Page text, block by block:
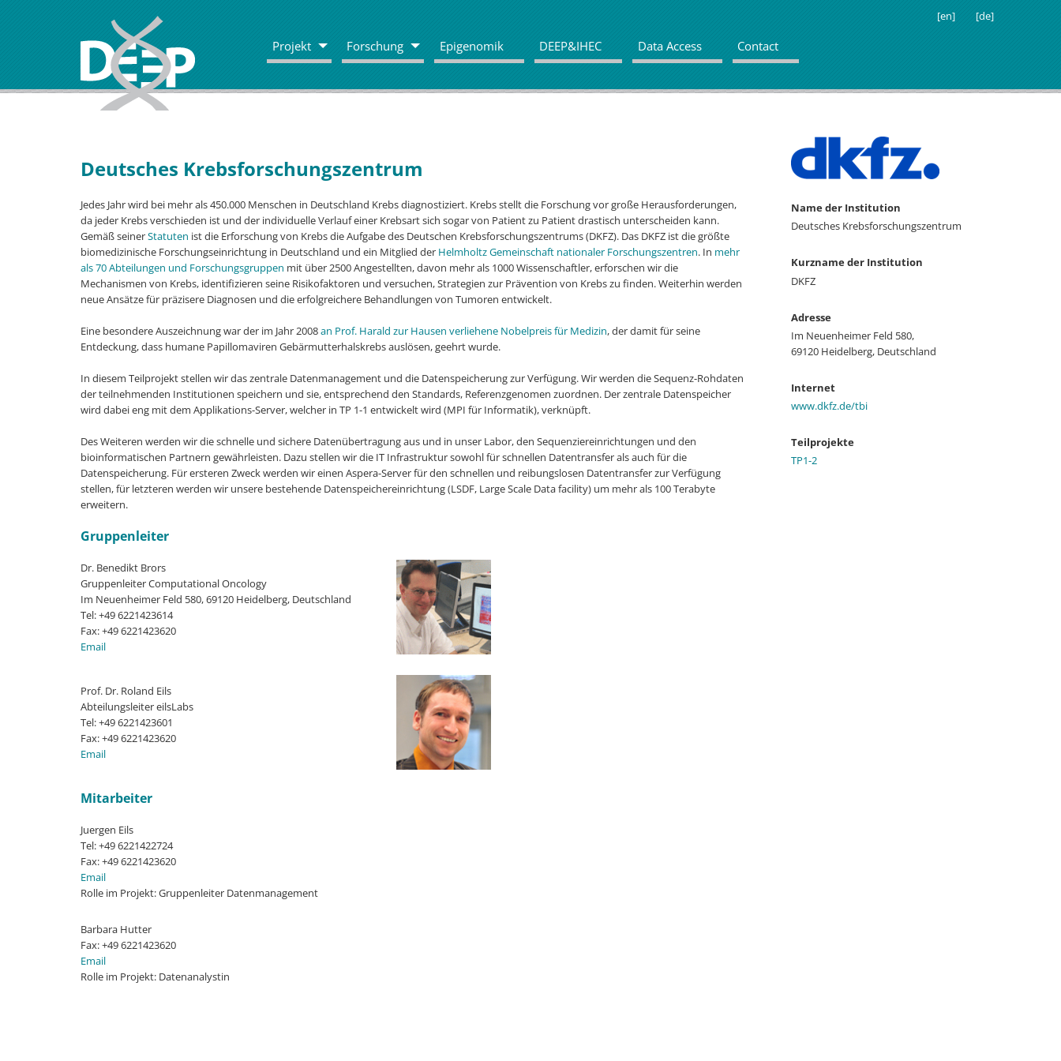
[en] [de]
Projekt Forschung Epigenomik DEEP&IHEC Data Access Contact
Deutsches Krebsforschungszentrum
Jedes Jahr wird bei mehr als 450.000 Menschen in Deutschland Krebs diagnostiziert. Krebs stellt die Forschung vor große Herausforderungen,
da jeder Krebs verschieden ist und der individuelle Verlauf einer Krebsart sich sogar von Patient zu Patient drastisch unterscheiden kann.
Gemäß seinerStatuten ist die Erforschung von Krebs die Aufgabe des Deutschen Krebsforschungszentrums (DKFZ). Das DKFZ ist die größte
biomedizinische Forschungseinrichtung in Deutschland und ein Mitglied der Helmholtz Gemeinschaft nationaler Forschungszentren. In mehr
als 70 Abteilungen und Forschungsgruppen mit über 2500 Angestellten, davon mehr als 1000 Wissenschaftler, erforschen wir die
Mechanismen von Krebs, identifizieren seine Risikofaktoren und versuchen, Strategien zur Prävention von Krebs zu finden. Weiterhin werden
neue Ansätze für präzisere Diagnosen und die erfolgreichere Behandlungen von Tumoren entwickelt.
Eine besondere Auszeichnung war der im Jahr 2008an Prof. Harald zur Hausen verliehene Nobelpreis für Medizin, der damit für seine
Entdeckung, dass humane Papillomaviren Gebärmutterhalskrebs auslösen, geehrt wurde.
In diesem Teilprojekt stellen wir das zentrale Datenmanagement und die Datenspeicherung zur Verfügung. Wir werden die Sequenz-Rohdaten
der teilnehmenden Institutionen speichern und sie, entsprechend den Standards, Referenzgenomen zuordnen. Der zentrale Datenspeicher
wird dabei eng mit dem Applikations-Server, welcher in TP 1-1 entwickelt wird (MPI für Informatik), verknüpft.
Des Weiteren werden wir die schnelle und sichere Datenübertragung aus und in unser Labor, den Sequenziereinrichtungen und den
bioinformatischen Partnern gewährleisten. Dazu stellen wir die IT Infrastruktur sowohl für schnellen Datentransfer als auch für die
Datenspeicherung. Für ersteren Zweck werden wir einen Aspera-Server für den schnellen und reibungslosen Datentransfer zur Verfügung
stellen, für letzteren werden wir unsere bestehende Datenspeichereinrichtung (LSDF, Large Scale Data facility) um mehr als 100 Terabyte
erweitern.
Gruppenleiter
Dr. Benedikt Brors
Gruppenleiter Computational Oncology
Im Neuenheimer Feld 580, 69120 Heidelberg, Deutschland
Tel: +49 6221423614
Fax: +49 6221423620
Email
Prof. Dr. Roland Eils
Abteilungsleiter eilsLabs
Tel: +49 6221423601
Fax: +49 6221423620
Email
Mitarbeiter
Juergen Eils
Tel: +49 6221422724
Fax: +49 6221423620
Email
Rolle im Projekt: Gruppenleiter Datenmanagement
Barbara Hutter
Fax: +49 6221423620
Email
Rolle im Projekt: Datenanalystin
Name der Institution
Deutsches Krebsforschungszentrum
Kurzname der Institution
DKFZ
Adresse
Im Neuenheimer Feld 580,
69120 Heidelberg, Deutschland
Internet
www.dkfz.de/tbi
Teilprojekte
TP1-2